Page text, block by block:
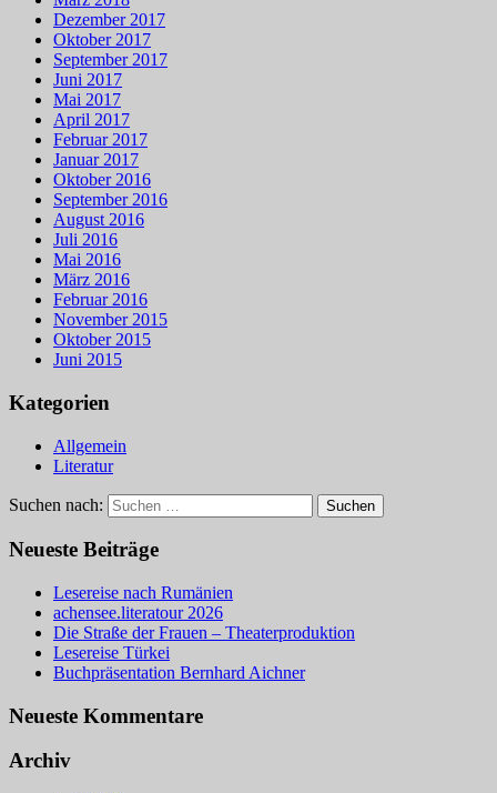
Dezember 2017
Oktober 2017
September 2017
Juni 2017
Mai 2017
April 2017
Februar 2017
Januar 2017
Oktober 2016
September 2016
August 2016
Juli 2016
Mai 2016
März 2016
Februar 2016
November 2015
Oktober 2015
Juni 2015
Kategorien
Allgemein
Literatur
Suchen nach:
Neueste Beiträge
Lesereise nach Rumänien
achensee.literatour 2026
Die Straße der Frauen – Theaterproduktion
Lesereise Türkei
Buchpräsentation Bernhard Aichner
Neueste Kommentare
Archiv